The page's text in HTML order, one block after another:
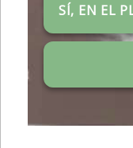
SÍ, EN EL